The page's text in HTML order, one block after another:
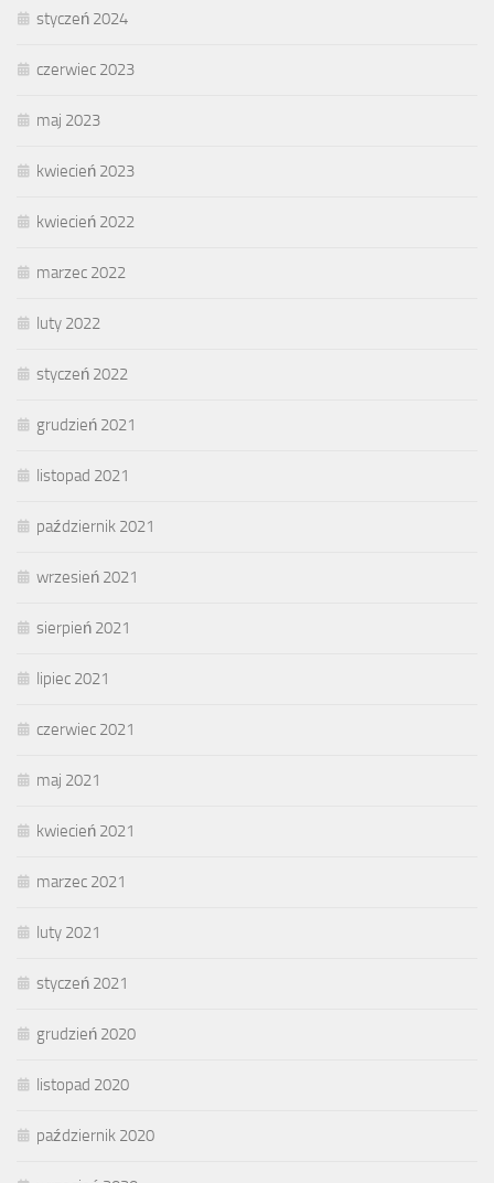
styczeń 2024
czerwiec 2023
maj 2023
kwiecień 2023
kwiecień 2022
marzec 2022
luty 2022
styczeń 2022
grudzień 2021
listopad 2021
październik 2021
wrzesień 2021
sierpień 2021
lipiec 2021
czerwiec 2021
maj 2021
kwiecień 2021
marzec 2021
luty 2021
styczeń 2021
grudzień 2020
listopad 2020
październik 2020